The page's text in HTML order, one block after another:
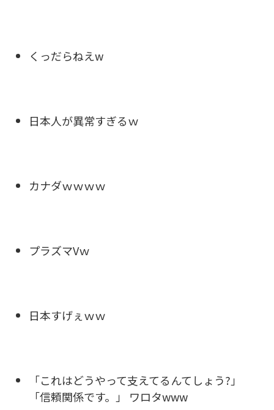
くっだらねえw
日本人が異常すぎるｗ
カナダｗｗｗｗ
プラズマVｗ
日本すげぇｗｗ
「これはどうやって支えてるんてしょう?」
「信頼関係です。」 ワロタwww